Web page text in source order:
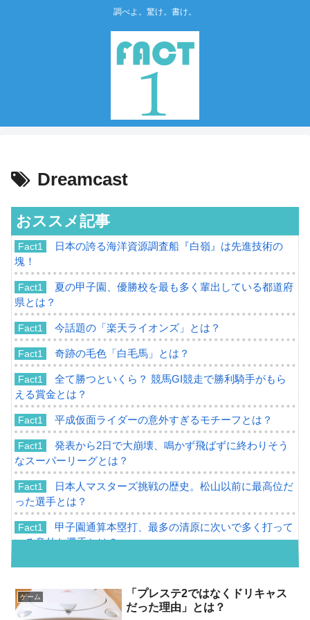
調べよ。驚け。書け。
Dreamcast
おススメ記事
Fact1
日本の誇る海洋資源調査船『白嶺』は先進技術の
塊！
Fact1
夏の甲子園、優勝校を最も多く輩出している都道府
県とは？
Fact1 今話題の「楽天ライオンズ」とは？
Fact1 奇跡の毛色「白毛馬」とは？
Fact1
全て勝つといくら？ 競馬GI競走で勝利騎手がもら
える賞金とは？
Fact1 平成仮面ライダーの意外すぎるモチーフとは？
Fact1
発表から2日で大崩壊、鳴かず飛ばずに終わりそう
なスーパーリーグとは？
Fact1
日本人マスターズ挑戦の歴史。松山以前に最高位だ
った選手とは？
Fact1
甲子園通算本塁打、最多の清原に次いで多く打って
いる意外な選手とは？
Fact1 セレクトセールの高額取引馬が稼いだ金額とは？
Fact1
メンツが凄すぎた「一流ぞろいだった西武黄金期」
とは？
ゲーム
「プレステ2ではなくドリキャス
だった理由」とは？